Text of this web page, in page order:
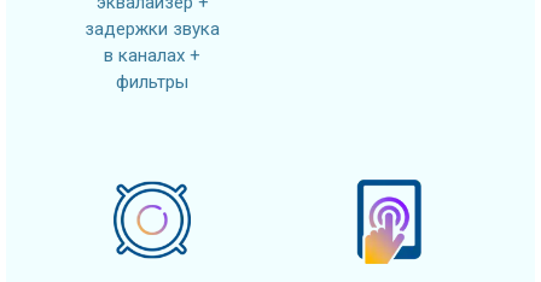
задержки звука
в каналах +
фильтры